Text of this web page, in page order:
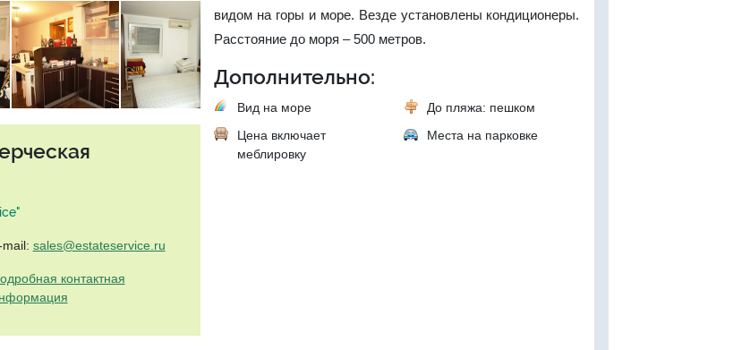
sales@estateservice.ru
контактная
видом на горы и море. Везде установлены кондиционеры.
Расстояние до моря – 500 метров.
Дополнительно:
Вид на море
До пляжа: пешком
Цена включает
меблировку
Места на парковке